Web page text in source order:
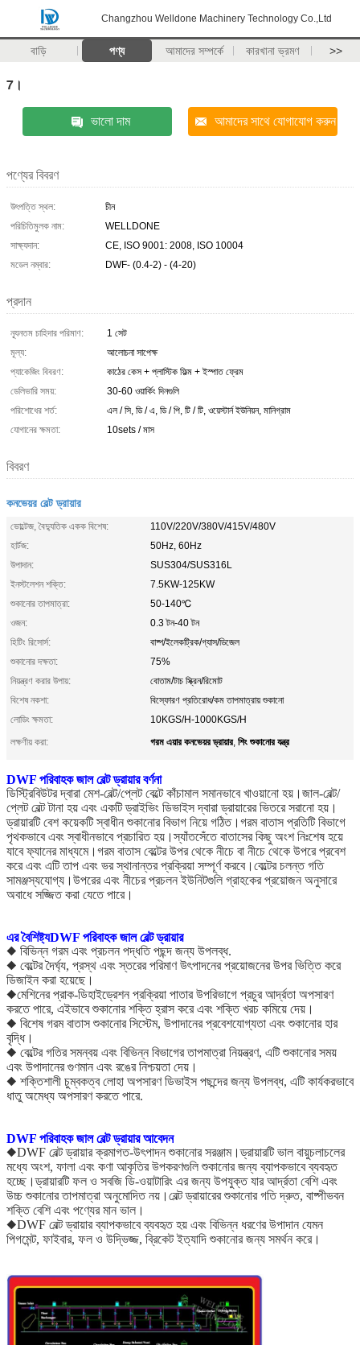
Changzhou Welldone Machinery Technology Co.,Ltd
বাড়ি পণ্য আমাদের সম্পর্কে কারখানা ভ্রমণ >>
7।
ভালো দাম আমাদের সাথে যোগাযোগ করুন
পণ্যের বিবরণ
উৎপত্তি স্থল:
চীন
পরিচিতিমুলক নাম:
WELLDONE
সাক্ষ্যদান:
CE, ISO 9001: 2008, ISO 10004
মডেল নম্বার:
DWF- (0.4-2) - (4-20)
প্রদান
ন্যূনতম চাহিদার পরিমাণ:
1 সেট
মূল্য:
আলোচনা সাপেক্ষ
প্যাকেজিং বিবরণ:
কাঠের কেস + প্লাস্টিক ফিল্ম + ইস্পাত ফ্রেম
ডেলিভারি সময়:
30-60 ওয়ার্কিং দিনগুলি
পরিশোধের শর্ত:
এল / সি, ডি / এ, ডি / পি, টি / টি, ওয়েস্টার্ন ইউনিয়ন, মানিগ্রাম
যোগানের ক্ষমতা:
10sets / মাস
বিবরণ
কনভেয়র বেল্ট ড্রায়ার
ভোল্টেজ, বৈদ্যুতিক একক বিশেষ:
110V/220V/380V/415V/480V
হার্টজ:
50Hz, 60Hz
উপাদান:
SUS304/SUS316L
ইনস্টলেশন শক্তি:
7.5KW-125KW
শুকানোর তাপমাত্রা:
50-140℃
ওজন:
0.3 টন-40 টন
হিটিং রিসোর্স:
বাষ্প/ইলেকট্রিক/গ্যাস/ডিজেল
শুকানোর দক্ষতা:
75%
নিয়ন্ত্রণ করার উপায়:
বোতাম/টাচ স্ক্রিন/রিমোট
বিশেষ নকশা:
বিস্ফোরণ প্রতিরোধ/কম তাপমাত্রায় শুকানো
লোডিং ক্ষমতা:
10KGS/H-1000KGS/H
লক্ষণীয় করা:
গরম এয়ার কনভেয়র ড্রায়ার, শিং শুকানোর যন্ত্র
DWF পরিবাহক জাল বেল্ট ড্রায়ার বর্ণনা
ডিস্ট্রিবিউটর দ্বারা মেশ-বেল্ট/প্লেট বেল্টে কাঁচামাল সমানভাবে খাওয়ানো হয়।জাল-বেল্ট/
প্লেট বেল্ট টানা হয় এবং একটি ড্রাইভিং ডিভাইস দ্বারা ড্রায়ারের ভিতরে সরানো হয়।
ড্রায়ারটি বেশ কয়েকটি স্বাধীন শুকানোর বিভাগ নিয়ে গঠিত।গরম বাতাস প্রতিটি বিভাগে
পৃথকভাবে এবং স্বাধীনভাবে প্রচারিত হয়।স্যাঁতসেঁতে বাতাসের কিছু অংশ নিঃশেষ হয়ে
যাবে ফ্যানের মাধ্যমে।গরম বাতাস বেল্টের উপর থেকে নীচে বা নীচে থেকে উপরে প্রবেশ
করে এবং এটি তাপ এবং ভর স্থানান্তর প্রক্রিয়া সম্পূর্ণ করবে।বেল্টের চলন্ত গতি
সামঞ্জস্যযোগ্য।উপরের এবং নীচের প্রচলন ইউনিটগুলি গ্রাহকের প্রয়োজন অনুসারে
অবাধে সজ্জিত করা যেতে পারে।
এর বৈশিষ্ট্যDWF পরিবাহক জাল বেল্ট ড্রায়ার
◆ বিভিন্ন গরম এবং প্রচলন পদ্ধতি পছন্দ জন্য উপলব্ধ.
◆ বেল্টের দৈর্ঘ্য, প্রস্থ এবং স্তরের পরিমাণ উৎপাদনের প্রয়োজনের উপর ভিত্তি করে
ডিজাইন করা হয়েছে।
◆মেশিনের প্রাক-ডিহাইড্রেশন প্রক্রিয়া পাতার উপরিভাগে প্রচুর আর্দ্রতা অপসারণ
করতে পারে, এইভাবে শুকানোর শক্তি হ্রাস করে এবং শক্তি খরচ কমিয়ে দেয়।
◆ বিশেষ গরম বাতাস শুকানোর সিস্টেম, উপাদানের প্রবেশযোগ্যতা এবং শুকানোর হার
বৃদ্ধি।
◆ বেল্টের গতির সমন্বয় এবং বিভিন্ন বিভাগের তাপমাত্রা নিয়ন্ত্রণ, এটি শুকানোর সময়
এবং উপাদানের গুণমান এবং রঙের নিশ্চয়তা দেয়।
◆ শক্তিশালী চুম্বকত্ব লোহা অপসারণ ডিভাইস পছন্দের জন্য উপলব্ধ, এটি কার্যকরভাবে
ধাতু অমেধ্য অপসারণ করতে পারে.
DWF পরিবাহক জাল বেল্ট ড্রায়ার আবেদন
◆DWF বেল্ট ড্রায়ার ক্রমাগত-উৎপাদন শুকানোর সরঞ্জাম।ড্রায়ারটি ভাল বায়ুচলাচলের
মধ্যে অংশ, ফালা এবং কণা আকৃতির উপকরণগুলি শুকানোর জন্য ব্যাপকভাবে ব্যবহৃত
হচ্ছে।ড্রায়ারটি ফল ও সবজি ডি-ওয়াটারিং এর জন্য উপযুক্ত যার আর্দ্রতা বেশি এবং
উচ্চ শুকানোর তাপমাত্রা অনুমোদিত নয়।বেল্ট ড্রায়ারের শুকানোর গতি দ্রুত, বাষ্পীভবন
শক্তি বেশি এবং পণ্যের মান ভাল।
◆DWF বেল্ট ড্রায়ার ব্যাপকভাবে ব্যবহৃত হয় এবং বিভিন্ন ধরণের উপাদান যেমন
পিগমেন্ট, ফাইবার, ফল ও উদ্ভিজ্জ, ব্রিকেট ইত্যাদি শুকানোর জন্য সমর্থন করে।